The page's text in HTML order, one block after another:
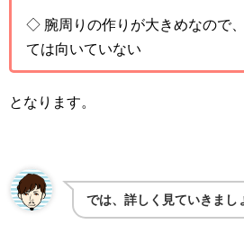
◇ 腕周りの作りが大きめなので
ては向いていない
となります。
では、詳しく見ていきまし